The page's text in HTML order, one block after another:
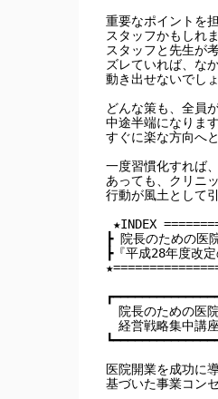
重要なポイントを
スタッフかもしれ
スタッフと先生が
ズレていれば、な
動き出せないでしょ
どんな策も、全員
中途半端になりま
すぐに楽な方向へ
一度習慣化すれば
あっても、クリニ
行動が風土として
★INDEX
┣ 院長のための医
┣『平成28年度改
院長のための医
経営戦略集中講
医院開業を成功に
基づいた事業コン